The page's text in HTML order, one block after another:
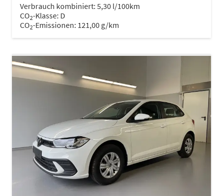
Verbrauch kombiniert: 5,30 l/100km
CO2-Klasse: D
CO2-Emissionen: 121,00 g/km